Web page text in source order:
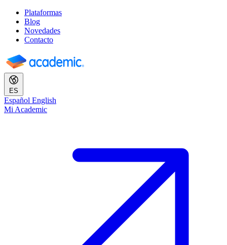
Plataformas
Blog
Novedades
Contacto
ES
Español English
Mi Academic